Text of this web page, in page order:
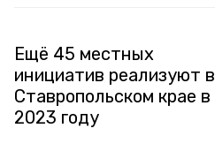
Ещё 45 местных
инициатив реализуют в
Ставропольском крае в
2023 году